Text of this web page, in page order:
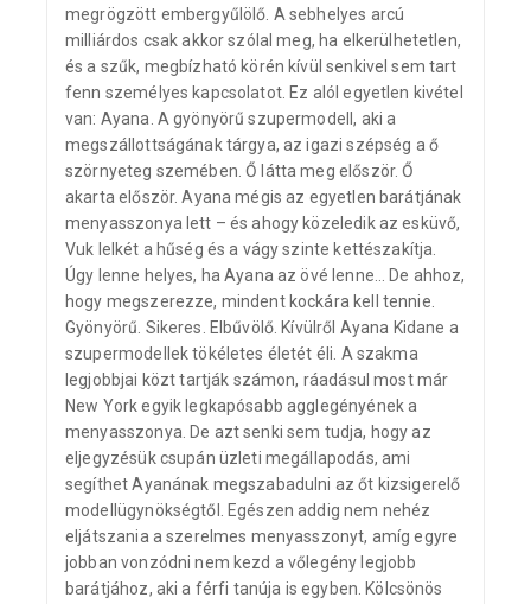
megrögzött embergyűlölő. A sebhelyes arcú
milliárdos csak akkor szólal meg, ha elkerülhetetlen,
és a szűk, megbízható körén kívül senkivel sem tart
fenn személyes kapcsolatot. Ez alól egyetlen kivétel
van: Ayana. A gyönyörű szupermodell, aki a
megszállottságának tárgya, az igazi szépség a ő
szörnyeteg szemében. Ő látta meg először. Ő
akarta először. Ayana mégis az egyetlen barátjának
menyasszonya lett – és ahogy közeledik az esküvő,
Vuk lelkét a hűség és a vágy szinte kettészakítja.
Úgy lenne helyes, ha Ayana az övé lenne… De ahhoz,
hogy megszerezze, mindent kockára kell tennie.
Gyönyörű. Sikeres. Elbűvölő. Kívülről Ayana Kidane a
szupermodellek tökéletes életét éli. A szakma
legjobbjai közt tartják számon, ráadásul most már
New York egyik legkapósabb agglegényének a
menyasszonya. De azt senki sem tudja, hogy az
eljegyzésük csupán üzleti megállapodás, ami
segíthet Ayanának megszabadulni az őt kizsigerelő
modellügynökségtől. Egészen addig nem nehéz
eljátszania a szerelmes menyasszonyt, amíg egyre
jobban vonzódni nem kezd a vőlegény legjobb
barátjához, aki a férfi tanúja is egyben. Kölcsönös